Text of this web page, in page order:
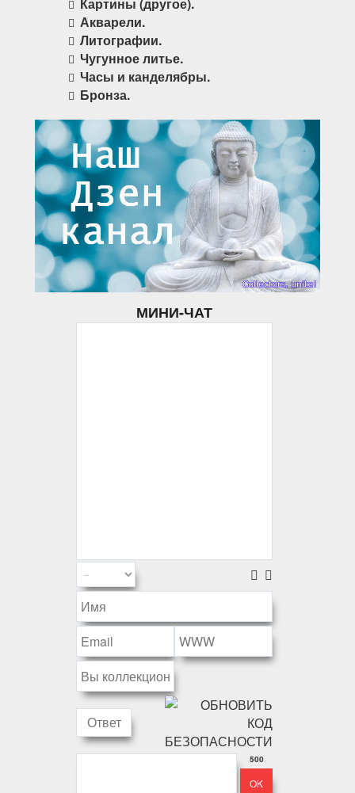
Акварели.
Литографии.
Чугунное литье.
Часы и канделябры.
Бронза.
МИНИ-ЧАТ
500